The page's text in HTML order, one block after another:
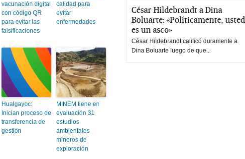
vacunación digital
con código QR
para evitar las
falsificaciones
calidad para
evitar
enfermedades
Hualgayoc:
Inician proceso de
transferencia de
gestión
MINEM tiene en
evaluación 31
estudios
ambientales
mineros de
exploración
César Hildebrandt a Dina
Boluarte: «Políticamente, usted
es un asco»
César Hildebrandt calificó duramente a
Dina Boluarte luego de que...